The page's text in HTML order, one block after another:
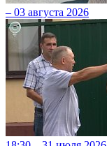
– 03 августа 2026